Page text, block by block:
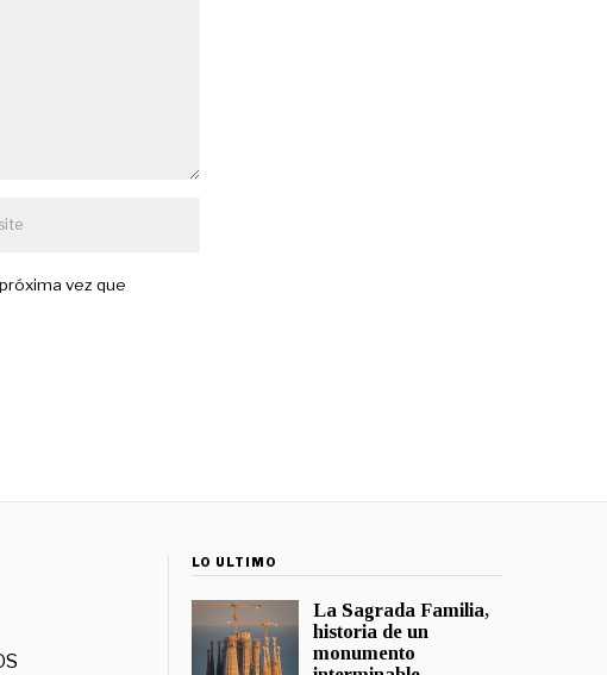
vez que
LO ÚLTIMO
La Sagrada Familia,
historia de un
monumento